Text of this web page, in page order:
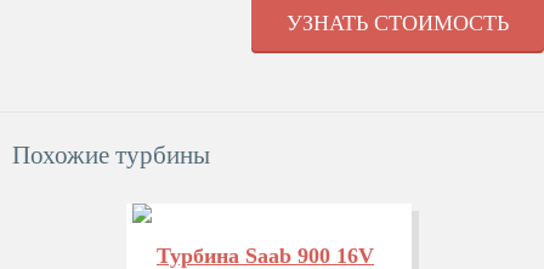
УЗНАТЬ СТОИМОСТЬ
Похожие турбины
Турбина Saab 900 16V